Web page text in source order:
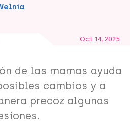
Oct 14, 2025
de las mamas ayuda
cambios y a
precoz algunas